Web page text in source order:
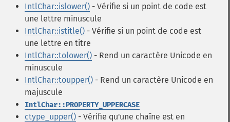
IntlChar::islower() - Vérifie si un point de code est
une lettre minuscule
IntlChar::istitle() - Vérifie si un point de code est
une lettre en titre
IntlChar::tolower() - Rend un caractère Unicode en
minuscule
IntlChar::toupper() - Rend un caractère Unicode en
majuscule
IntlChar::PROPERTY_UPPERCASE
ctype_upper() - Vérifie qu'une chaîne est en